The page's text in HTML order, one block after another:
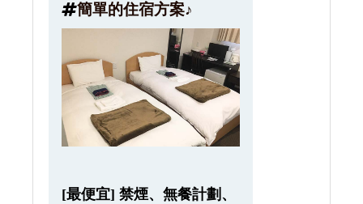
簡單的住宿方案♪
[最便宜] 禁煙、無餐計劃、